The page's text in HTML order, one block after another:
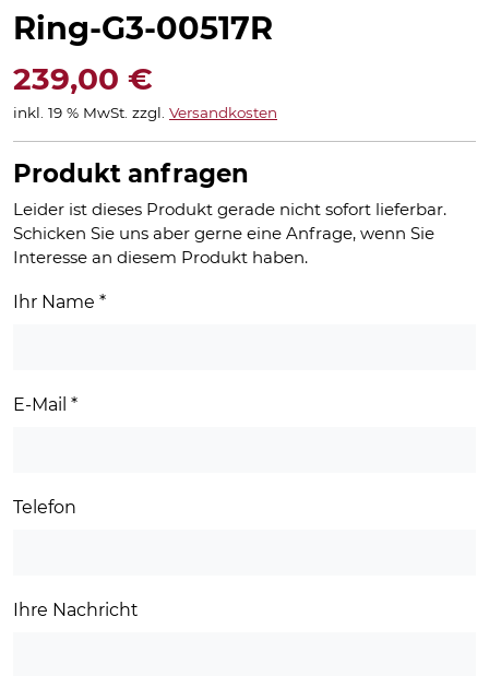
Ring-G3-00517R
239,00 €
inkl. 19 % MwSt. zzgl. Versandkosten
Produkt anfragen
Leider ist dieses Produkt gerade nicht sofort lieferbar.
Schicken Sie uns aber gerne eine Anfrage, wenn Sie
Interesse an diesem Produkt haben.
Ihr Name *
E-Mail *
Telefon
Ihre Nachricht